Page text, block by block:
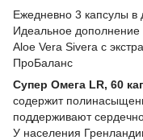
Ежедневно 3 капсулы
Идеальное дополнение
Aloe Vera Sivera с
ПроБаланс
Супер Омега LR, 60
содержит
поддерживают
У населения